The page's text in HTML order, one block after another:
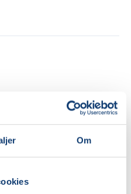
Om